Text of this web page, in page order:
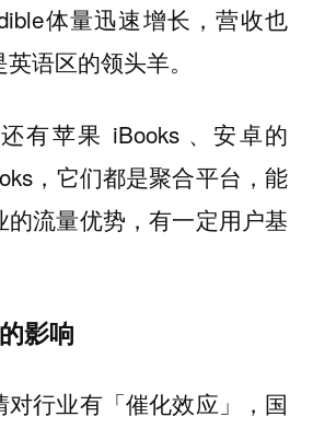
体量迅速增长，营收也
语区的领头羊。
有苹果 iBooks 、安卓的
，它们都是聚合平台，能
的流量优势，有一定用户基
影响
行业有「催化效应」，国